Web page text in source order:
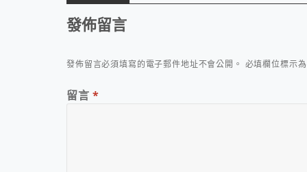
發佈留言
發佈留言必須填寫的電子郵件地址不會公開。 必填欄位標示
留言 *